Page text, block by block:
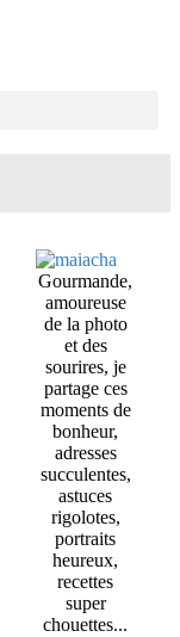
Gourmande,
amoureuse
de la photo
et des
sourires, je
partage ces
moments de
bonheur,
adresses
succulentes,
astuces
rigolotes,
portraits
heureux,
recettes
super
chouettes...